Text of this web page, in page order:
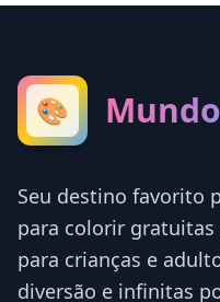
🎨
Seu destino favorito
para colorir
para crianças e
diversão e infinitas